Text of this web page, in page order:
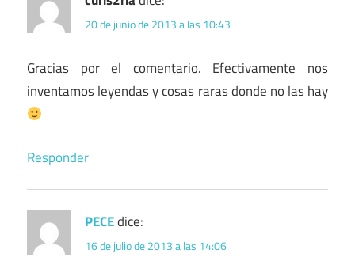
20 de junio de 2013 a las 10:43
Gracias por el comentario. Efectivamente nos
inventamos leyendas y cosas raras donde no las hay
Responder
PECEdice:
16 de julio de 2013 a las 14:06